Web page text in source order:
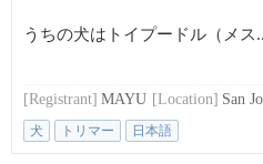
うちの犬はトイプードル（メス
[Registrant] MAYU [Location] San
犬 トリマー 日本語